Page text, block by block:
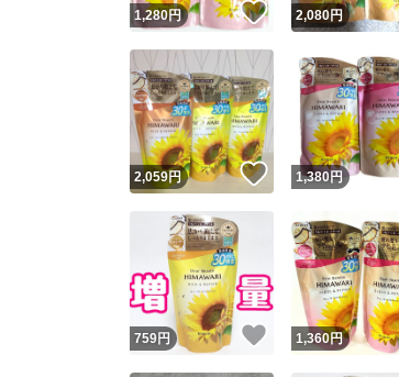
1,280円 いいね！
2,080円
2,059円 いいね！
1,380円
759円 いいね！
1,360円